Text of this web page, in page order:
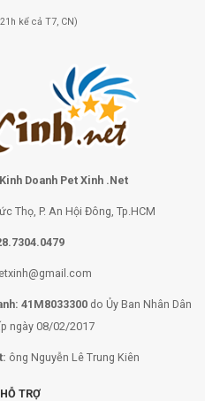
kể cả T7, CN)
Doanh Pet Xinh .Net
Thọ, P. An Hội Đông, Tp.HCM
41M8033300do Ủy Ban Nhân Dân
ngày 08/02/2017
ông Nguyễn Lê Trung Kiên
TRỢ